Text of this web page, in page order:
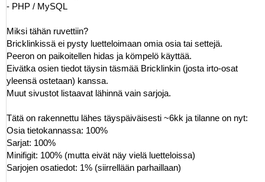
- PHP / MySQL
Miksi tähän ruvettiin?
Bricklinkissä ei pysty luetteloimaan omia osia tai settejä.
Peeron on paikoitellen hidas ja kömpelö käyttää.
Eivätka osien tiedot täysin täsmää Bricklinkin (josta irto-osat
yleensä ostetaan) kanssa.
Muut sivustot listaavat lähinnä vain sarjoja.
Tätä on rakennettu lähes täyspäiväisesti ~6kk ja tilanne on nyt:
Osia tietokannassa: 100%
Sarjat: 100%
Minifigit: 100% (mutta eivät näy vielä luetteloissa)
Sarjojen osatiedot: 1% (siirrellään parhaillaan)